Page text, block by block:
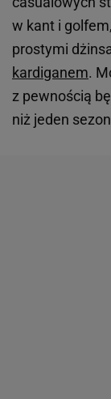
w kant i golfem,
prostymi
kardiganem.
z pewnością
niż jeden